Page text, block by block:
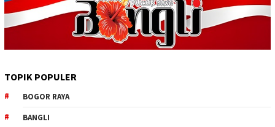
TOPIK POPULER
BOGOR RAYA
BANGLI